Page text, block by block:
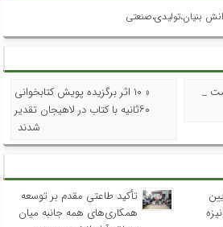
بنیان،تولیدی،صنعتی
_
« ۱۰ اثر برگزیده پویش کتابخوانی
۶۰ثانیه با کتاب در لاهیجان تقدیر
شدند
تأکید طاعتی مقدم بر توسعه
همکاری‌های همه جانبه میان